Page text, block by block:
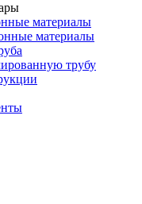
материалы
материалы
трубу